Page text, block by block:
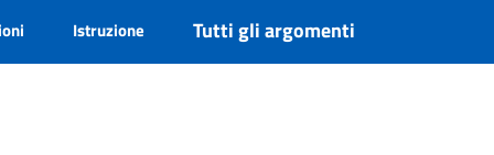
Istruzione Tutti gli argomenti